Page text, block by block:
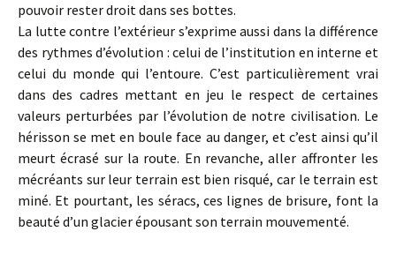
pouvoir rester droit dans ses bottes.
La lutte contre l’extérieur s’exprime aussi dans la différence
des rythmes d’évolution : celui de l’institution en interne et
celui du monde qui l’entoure. C’est particulièrement vrai
dans des cadres mettant en jeu le respect de certaines
valeurs perturbées par l’évolution de notre civilisation. Le
hérisson se met en boule face au danger, et c’est ainsi qu’il
meurt écrasé sur la route. En revanche, aller affronter les
mécréants sur leur terrain est bien risqué, car le terrain est
miné. Et pourtant, les séracs, ces lignes de brisure, font la
beauté d’un glacier épousant son terrain mouvementé.